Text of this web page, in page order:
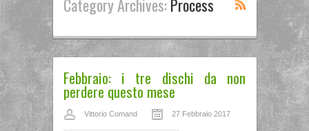
Febbraio: i tre dischi da non
perdere questo mese
Vittorio Comand 27 Febbraio 2017